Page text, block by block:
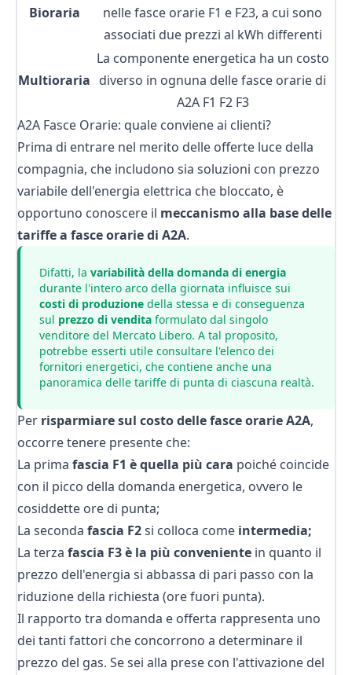
Bioraria
nelle fasce orarie F1 e F23, a cui sono
associati due prezzi al kWh differenti
Multioraria
La componente energetica ha un costo
diverso in ognuna delle fasce orarie di
A2A F1 F2 F3
A2A Fasce Orarie: quale conviene ai clienti?
Prima di entrare nel merito delle offerte luce della
compagnia, che includono sia soluzioni con prezzo
variabile dell'energia elettrica che bloccato, è
opportuno conoscere il meccanismo alla base delle
tariffe a fasce orarie di A2A.
Difatti, la variabilità della domanda di energia
durante l'intero arco della giornata influisce sui
costi di produzione della stessa e di conseguenza
sul prezzo di vendita formulato dal singolo
venditore del Mercato Libero. A tal proposito,
potrebbe esserti utile consultare l'elenco dei
fornitori energetici, che contiene anche una
panoramica delle tariffe di punta di ciascuna realtà.
Per risparmiare sul costo delle fasce orarie A2A,
occorre tenere presente che:
La prima fascia F1 è quella più cara poiché coincide
con il picco della domanda energetica, ovvero le
cosiddette ore di punta;
La seconda fascia F2si colloca come intermedia;
La terza fascia F3è la più conveniente in quanto il
prezzo dell'energia si abbassa di pari passo con la
riduzione della richiesta (ore fuori punta).
Il rapporto tra domanda e offerta rappresenta uno
dei tanti fattori che concorrono a determinare il
prezzo del gas. Se sei alla prese con l'attivazione del